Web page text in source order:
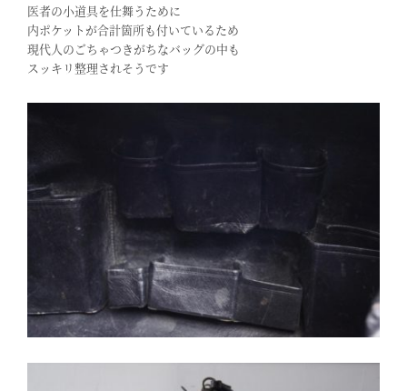
医者の小道具を仕舞うために
内ポケットが合計箇所も付いているため
現代人のごちゃつきがちなバッグの中も
スッキリ整理されそうです